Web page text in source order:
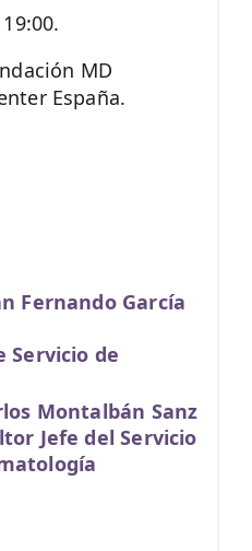
MD
España.
Fernando García
Servicio de
Montalbán Sanz
Jefe del Servicio